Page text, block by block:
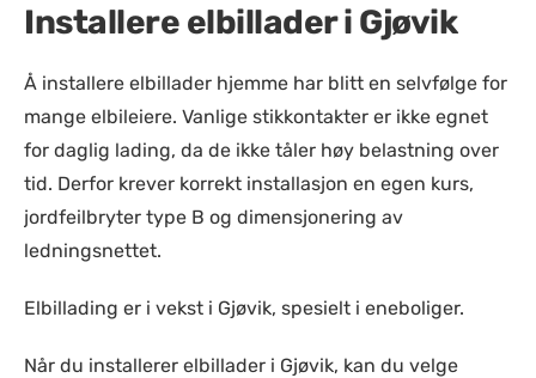
Installere elbillader i Gjøvik
Å installere elbillader hjemme har blitt en selvfølge for
mange elbileiere. Vanlige stikkontakter er ikke egnet
for daglig lading, da de ikke tåler høy belastning over
tid. Derfor krever korrekt installasjon en egen kurs,
jordfeilbryter type B og dimensjonering av
ledningsnettet.
Elbillading er i vekst i Gjøvik, spesielt i eneboliger.
Når du installerer elbillader i Gjøvik, kan du velge